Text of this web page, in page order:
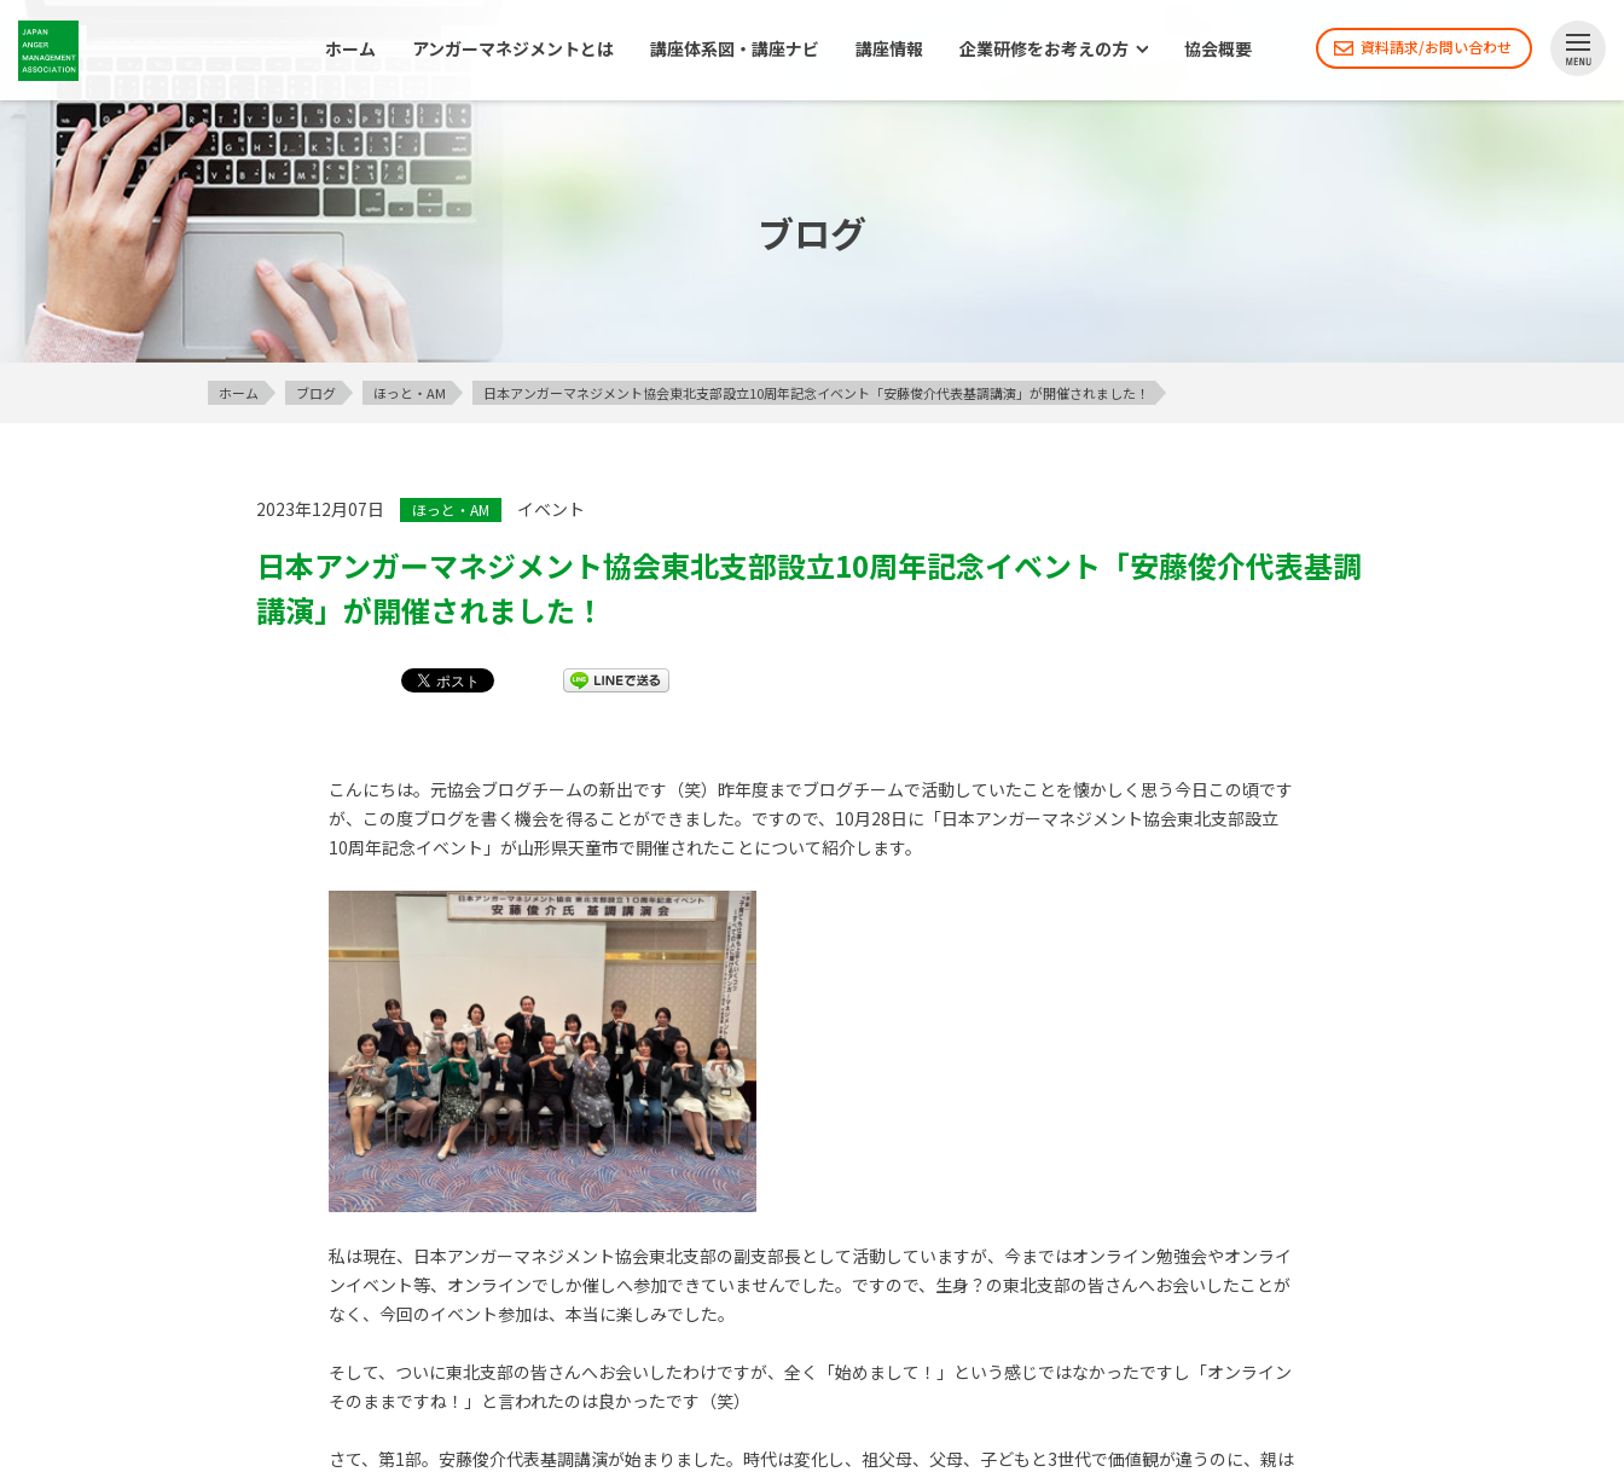
ホーム アンガーマネジメントとは 講座体系図・講座ナビ 講座情報 企業研修をお考えの方 協会概要 資料請求/お問い合わせ
ブログ
ホーム ブログ ほっと・AM 日本アンガーマネジメント協会東北支部設立10周年記念イベント「安藤俊介代表基調講演」が開催されました！
2023年12月07日 ほっと・AM イベント
日本アンガーマネジメント協会東北支部設立10周年記念イベント「安藤俊介代表基調
講演」が開催されました！
こんにちは。元協会ブログチームの新出です（笑）昨年度までブログチームで活動していたことを懐かしく思う今日この頃です
が、この度ブログを書く機会を得ることができました。ですので、10月28日に「日本アンガーマネジメント協会東北支部設立
10周年記念イベント」が山形県天童市で開催されたことについて紹介します。
私は現在、日本アンガーマネジメント協会東北支部の副支部長として活動していますが、今まではオンライン勉強会やオンライ
ンイベント等、オンラインでしか催しへ参加できていませんでした。ですので、生身？の東北支部の皆さんへお会いしたことが
なく、今回のイベント参加は、本当に楽しみでした。
そして、ついに東北支部の皆さんへお会いしたわけですが、全く「始めまして！」という感じではなかったですし「オンライン
そのままですね！」と言われたのは良かったです（笑）
さて、第1部。安藤俊介代表基調講演が始まりました。時代は変化し、祖父母、父母、子どもと3世代で価値観が違うのに、親は